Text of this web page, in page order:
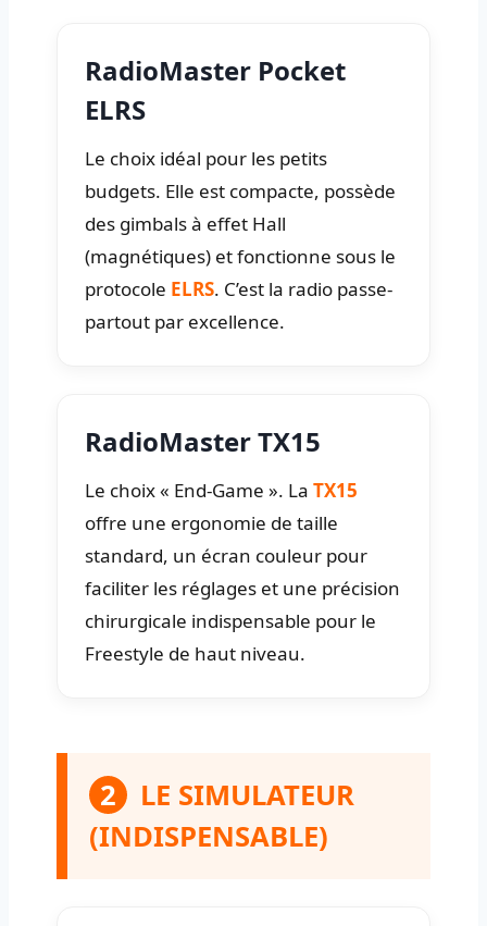
RadioMaster Pocket
ELRS
Le choix idéal pour les petits
budgets. Elle est compacte, possède
des gimbals à effet Hall
(magnétiques) et fonctionne sous le
protocole ELRS. C’est la radio passe-
partout par excellence.
RadioMaster TX15
Le choix « End-Game ». La TX15
offre une ergonomie de taille
standard, un écran couleur pour
faciliter les réglages et une précision
chirurgicale indispensable pour le
Freestyle de haut niveau.
2
LE SIMULATEUR
(INDISPENSABLE)